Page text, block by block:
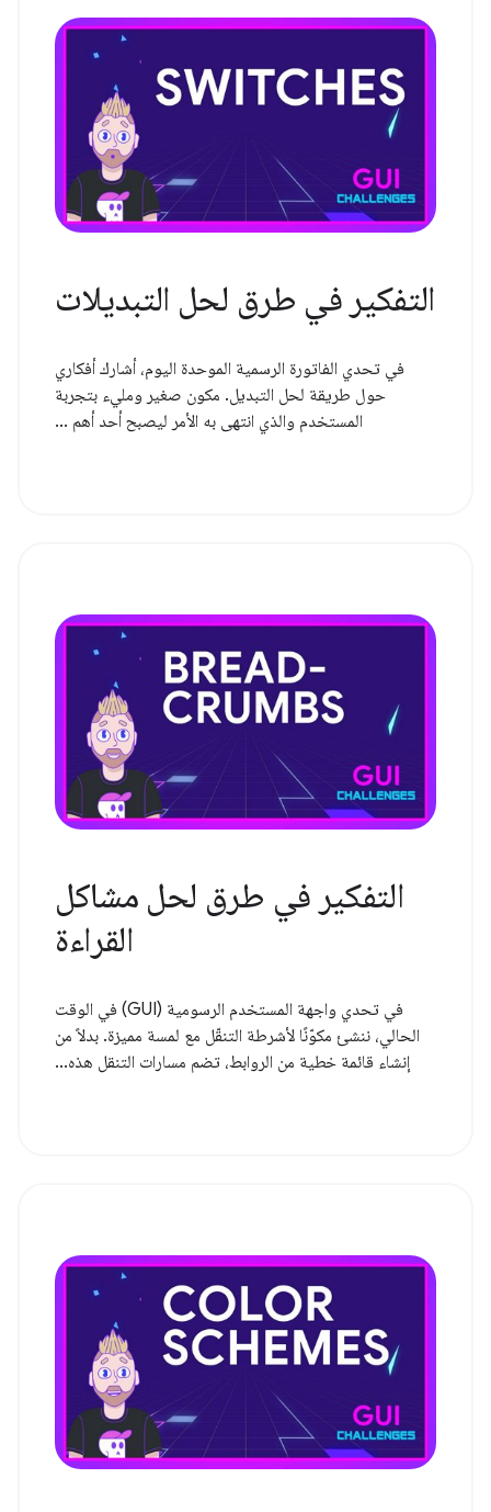
التفكير في طرق لحل التبديلات
في تحدي الفاتورة الرسمية الموحدة اليوم، أشارك أفكاري
حول طريقة لحل التبديل. مكون صغير ومليء بتجربة
المستخدم والذي انتهى به الأمر ليصبح أحد أهم ...
التفكير في طرق لحل مشاكل
القراءة
في تحدي واجهة المستخدم الرسومية (GUI) في الوقت
الحالي، ننشئ مكوّنًا لأشرطة التنقّل مع لمسة مميزة. بدلاً من
إنشاء قائمة خطية من الروابط، تضم مسارات التنقل هذه...